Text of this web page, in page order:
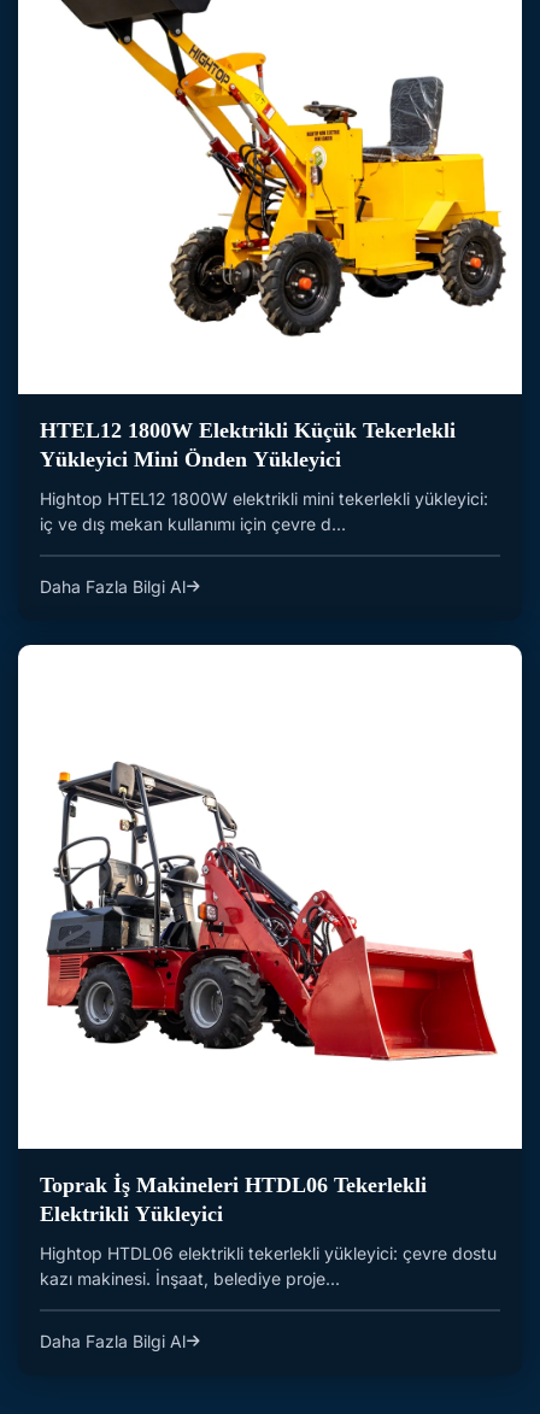
HTEL12 1800W Elektrikli Küçük Tekerlekli
Yükleyici Mini Önden Yükleyici
Hightop HTEL12 1800W elektrikli mini tekerlekli yükleyici:
iç ve dış mekan kullanımı için çevre d...
Daha Fazla Bilgi Al
Toprak İş Makineleri HTDL06 Tekerlekli
Elektrikli Yükleyici
Hightop HTDL06 elektrikli tekerlekli yükleyici: çevre dostu
kazı makinesi. İnşaat, belediye proje...
Daha Fazla Bilgi Al